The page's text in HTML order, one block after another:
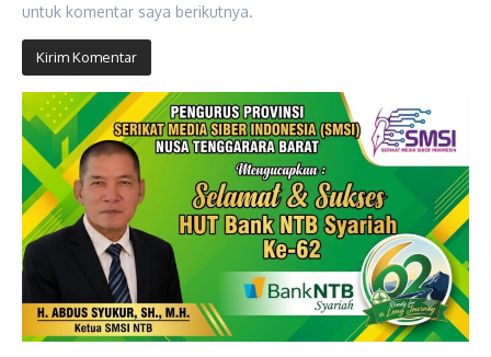
untuk komentar saya berikutnya.